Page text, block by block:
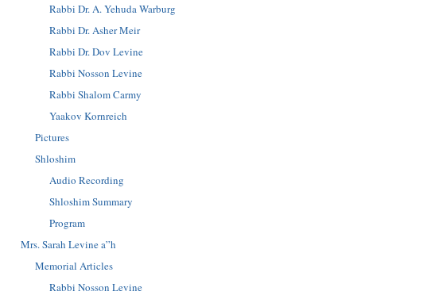
Rabbi Dr. A. Yehuda Warburg
Rabbi Dr. Asher Meir
Rabbi Dr. Dov Levine
Rabbi Nosson Levine
Rabbi Shalom Carmy
Yaakov Kornreich
Pictures
Shloshim
Audio Recording
Shloshim Summary
Program
Mrs. Sarah Levine a”h
Memorial Articles
Rabbi Nosson Levine